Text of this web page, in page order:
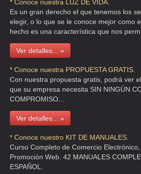
TURBOS DEL VALLE DE MEXICO
CLL TOLTECAS 424 , LA ROMANA
* Conoce nuestra LUZ DE VIDA.
Es un gran derecho el que tenemos los
elegir, o lo que se le conoce mejor como
hecho es una característica que nos
Ver detalles... »
* Conoce nuestra PROPUESTA GRATIS.
Con nuestra propuesta gratis, podrá ver
que su empresa necesita SIN NINGÚN
COMPROMISO...
Ver detalles... »
* Conoce nuestro KIT DE MANUALES.
Curso Completo de Comercio
Promoción Web. 42 MANUALES
ESPAÑOL.